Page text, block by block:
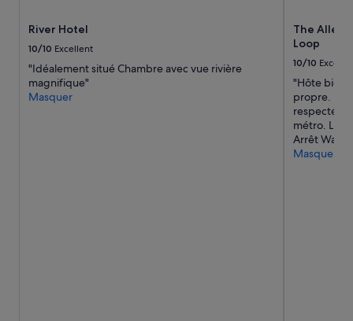
River Hotel
10/10 Excellent
"Idéalement situé Chambre avec vue rivière
magnifique"
Masquer
The
Loop
10/10
"Hôte bien
propre.
respecté
métro.
Arrêt
Masquer